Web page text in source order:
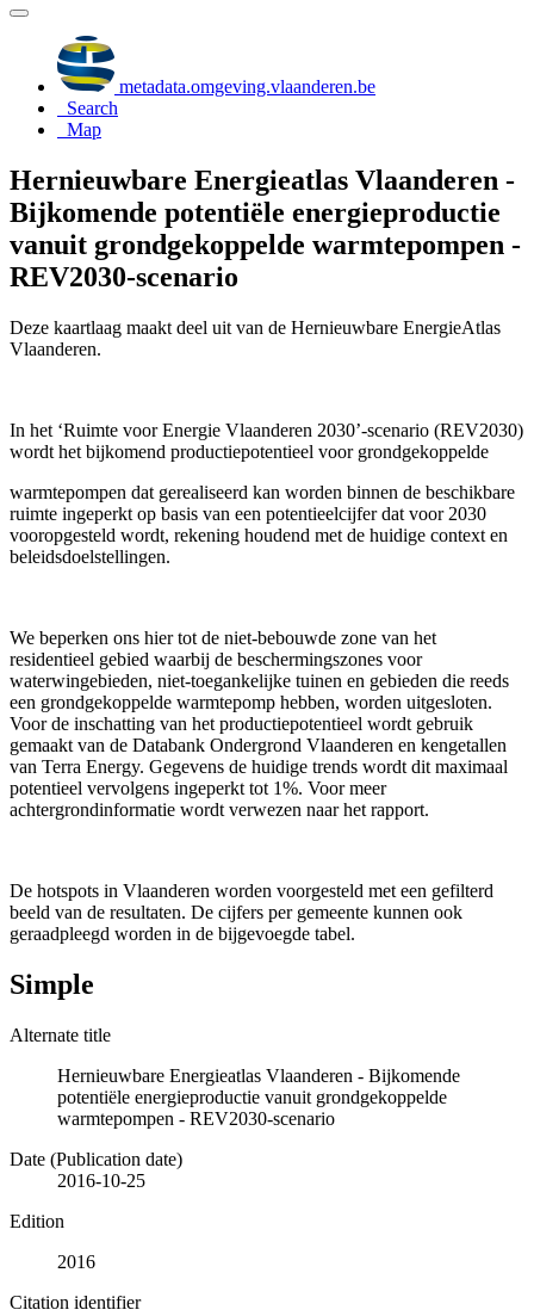
metadata.omgeving.vlaanderen.be
Search
Map
Hernieuwbare Energieatlas Vlaanderen -
Bijkomende potentiële energieproductie
vanuit grondgekoppelde warmtepompen -
REV2030-scenario
Deze kaartlaag maakt deel uit van de Hernieuwbare EnergieAtlas
Vlaanderen.
In het ‘Ruimte voor Energie Vlaanderen 2030’-scenario (REV2030)
wordt het bijkomend productiepotentieel voor grondgekoppelde
warmtepompen dat gerealiseerd kan worden binnen de beschikbare
ruimte ingeperkt op basis van een potentieelcijfer dat voor 2030
vooropgesteld wordt, rekening houdend met de huidige context en
beleidsdoelstellingen.
We beperken ons hier tot de niet-bebouwde zone van het
residentieel gebied waarbij de beschermingszones voor
waterwingebieden, niet-toegankelijke tuinen en gebieden die reeds
een grondgekoppelde warmtepomp hebben, worden uitgesloten.
Voor de inschatting van het productiepotentieel wordt gebruik
gemaakt van de Databank Ondergrond Vlaanderen en kengetallen
van Terra Energy. Gegevens de huidige trends wordt dit maximaal
potentieel vervolgens ingeperkt tot 1%. Voor meer
achtergrondinformatie wordt verwezen naar het rapport.
De hotspots in Vlaanderen worden voorgesteld met een gefilterd
beeld van de resultaten. De cijfers per gemeente kunnen ook
geraadpleegd worden in de bijgevoegde tabel.
Simple
Alternate title
Hernieuwbare Energieatlas Vlaanderen - Bijkomende
potentiële energieproductie vanuit grondgekoppelde
warmtepompen - REV2030-scenario
Date (Publication date)
2016-10-25
Edition
2016
Citation identifier